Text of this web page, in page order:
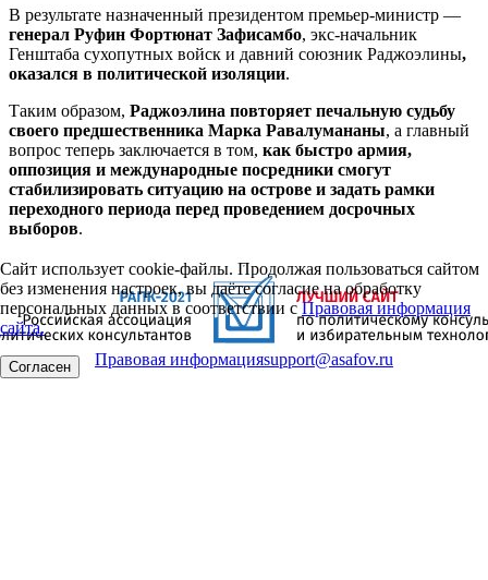
В результате назначенный президентом премьер-министр —
генерал Руфин Фортюнат Зафисамбо, экс-начальник
Генштаба сухопутных войск и давний союзник Раджоэлины,
оказался в политической изоляции.
Таким образом, Раджоэлина повторяет печальную судьбу
своего предшественника Марка Равалумананы, а главный
вопрос теперь заключается в том, как быстро армия,
оппозиция и международные посредники смогут
стабилизировать ситуацию на острове и задать рамки
переходного периода перед проведением досрочных
выборов.
Сайт использует cookie-файлы. Продолжая пользоваться сайтом
без изменения настроек, вы даёте согласие на обработку
персональных данных в соответствии сПравовая информация
сайта.
Согласен Правовая информацияsupport@asafov.ru